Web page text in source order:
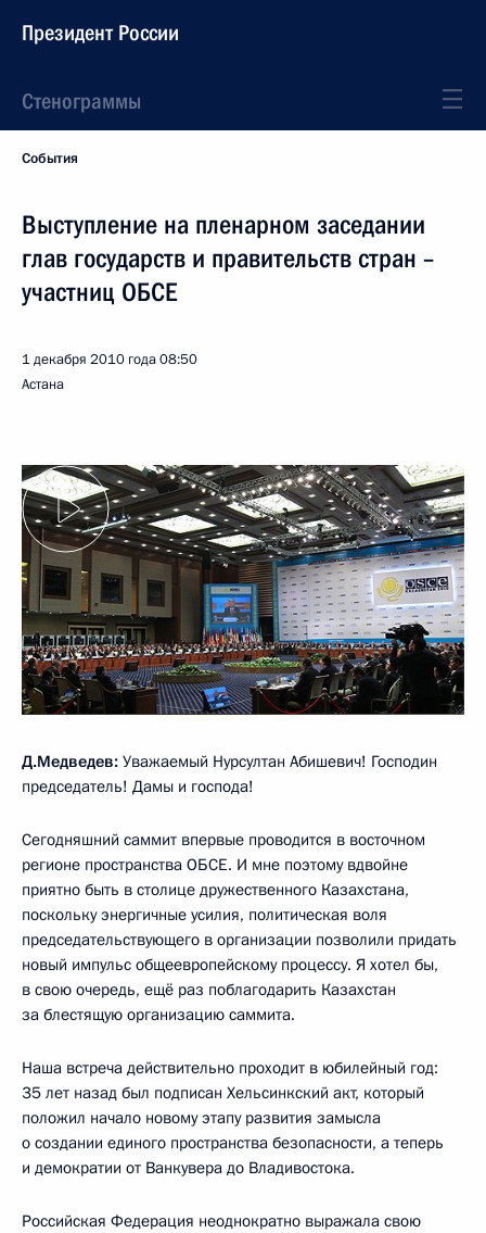
Президент России
Стенограммы
События
Выступление на пленарном заседании
глав государств и правительств стран –
участниц ОБСЕ
1 декабря 2010 года08:50
Астана
Д.Медведев: Уважаемый Нурсултан Абишевич! Господин
председатель! Дамы и господа!
Сегодняшний саммит впервые проводится в восточном
регионе пространства ОБСЕ. И мне поэтому вдвойне
приятно быть в столице дружественного Казахстана,
поскольку энергичные усилия, политическая воля
председательствующего в организации позволили придать
новый импульс общеевропейскому процессу. Я хотел бы,
в свою очередь, ещё раз поблагодарить Казахстан
за блестящую организацию саммита.
Наша встреча действительно проходит в юбилейный год:
35 лет назад был подписан Хельсинкский акт, который
положил начало новому этапу развития замысла
о создании единого пространства безопасности, а теперь
и демократии от Ванкувера до Владивостока.
Российская Федерация неоднократно выражала свою